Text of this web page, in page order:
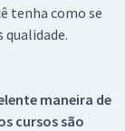
tenha como se
maneira de
cursos são